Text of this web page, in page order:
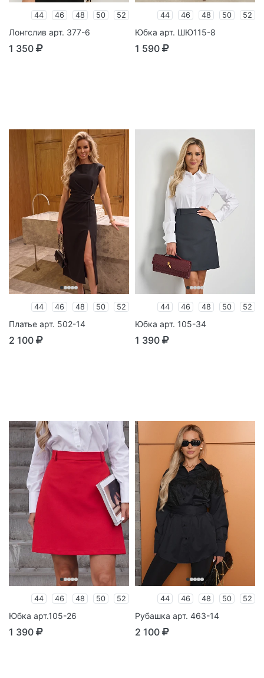
44 46 48 50 52
Лонгслив арт. 377-6
1 350
44 46 48 50 52
Юбка арт. ШЮ115-8
1 590
44 46 48 50 52
Платье арт. 502-14
2 100
44 46 48 50 52
Юбка арт. 105-34
1 390
44 46 48 50 52
Юбка арт.105-26
1 390
44 46 48 50 52
Рубашка арт. 463-14
2 100